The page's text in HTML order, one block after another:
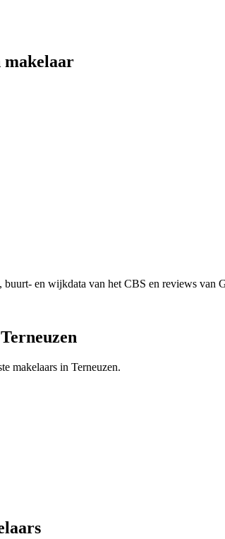
makelaar
buurt- en wijkdata van het CBS en reviews
makelaars in Terneuzen.